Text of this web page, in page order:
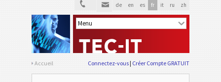
de en es fr it ru zh
Accueil Connectez-vous Créer Compte GRATUIT